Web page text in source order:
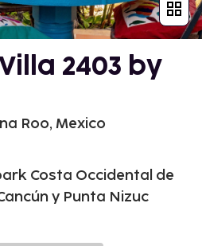
Villa 2403 by
Roo, Mexico
Costa Occidental de
y Punta Nizuc